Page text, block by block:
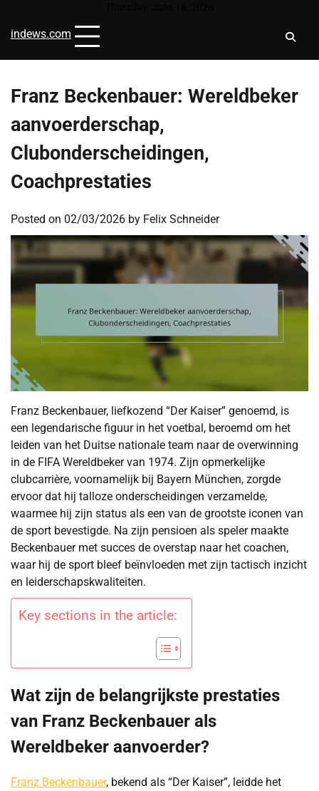
content
indews.com
Franz Beckenbauer: Wereldbeker
aanvoerderschap,
Clubonderscheidingen,
Coachprestaties
Posted on 02/03/2026 by Felix Schneider
Franz Beckenbauer, liefkozend “Der Kaiser” genoemd, is
een legendarische figuur in het voetbal, beroemd om het
leiden van het Duitse nationale team naar de overwinning
in de FIFA Wereldbeker van 1974. Zijn opmerkelijke
clubcarrière, voornamelijk bij Bayern München, zorgde
ervoor dat hij talloze onderscheidingen verzamelde,
waarmee hij zijn status als een van de grootste iconen van
de sport bevestigde. Na zijn pensioen als speler maakte
Beckenbauer met succes de overstap naar het coachen,
waar hij de sport bleef beïnvloeden met zijn tactisch inzicht
en leiderschapskwaliteiten.
Key sections in the article:
Wat zijn de belangrijkste prestaties
van Franz Beckenbauer als
Wereldbeker aanvoerder?
Franz Beckenbauer, bekend als “Der Kaiser”, leidde het